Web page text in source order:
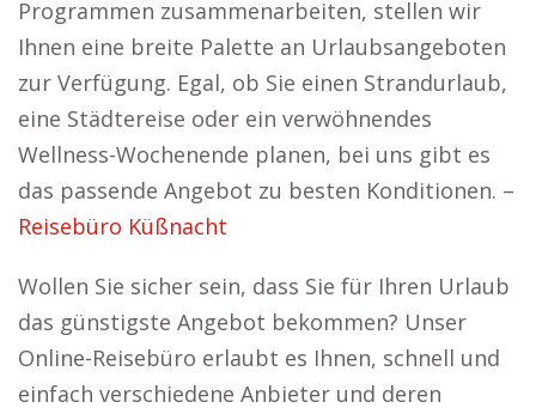
Programmen zusammenarbeiten, stellen wir
Ihnen eine breite Palette an Urlaubsangeboten
zur Verfügung. Egal, ob Sie einen Strandurlaub,
eine Städtereise oder ein verwöhnendes
Wellness-Wochenende planen, bei uns gibt es
das passende Angebot zu besten Konditionen. –
Reisebüro Küßnacht
Wollen Sie sicher sein, dass Sie für Ihren Urlaub
das günstigste Angebot bekommen? Unser
Online-Reisebüro erlaubt es Ihnen, schnell und
einfach verschiedene Anbieter und deren